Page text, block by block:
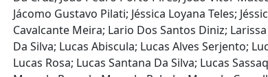
Jácomo Gustavo Pilati; Jéssica Loyana Teles;
Cavalcante Meira; Lario Dos Santos Diniz;
Da Silva; Lucas Abiscula; Lucas Alves Serjento;
Lucas Rosa; Lucas Santana Da Silva; Lucas